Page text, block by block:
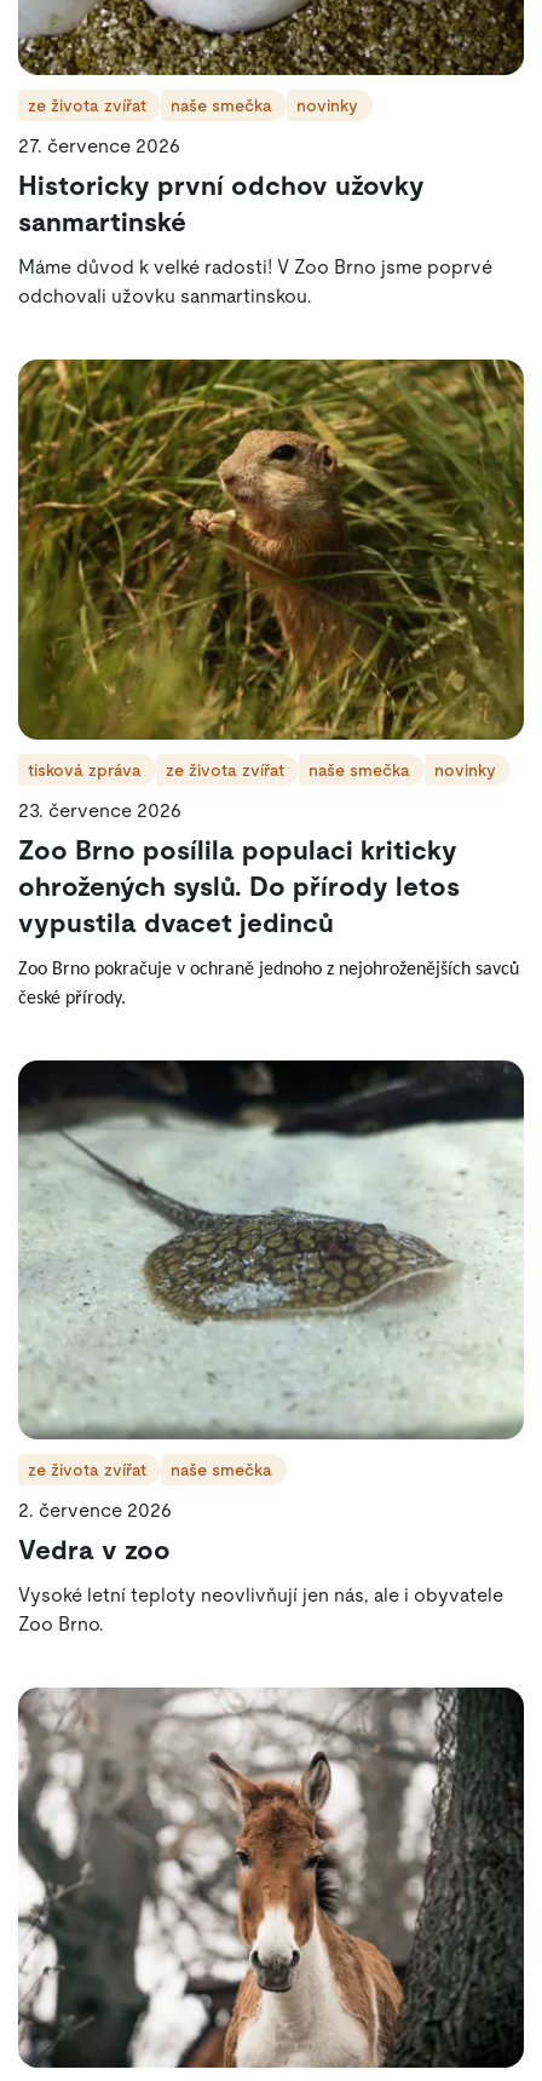
ze života zvířat naše smečka novinky
27. července 2026
Historicky první odchov užovky
sanmartinské
Máme důvod k velké radosti! V Zoo Brno jsme poprvé
odchovali užovku sanmartinskou.
tisková zpráva ze života zvířat naše smečka novinky
23. července 2026
Zoo Brno posílila populaci kriticky
ohrožených syslů. Do přírody letos
vypustila dvacet jedinců
Zoo Brno pokračuje v ochraně jednoho z nejohroženějších savců
české přírody.
ze života zvířat naše smečka
2. července 2026
Vedra v zoo
Vysoké letní teploty neovlivňují jen nás, ale i obyvatele
Zoo Brno.